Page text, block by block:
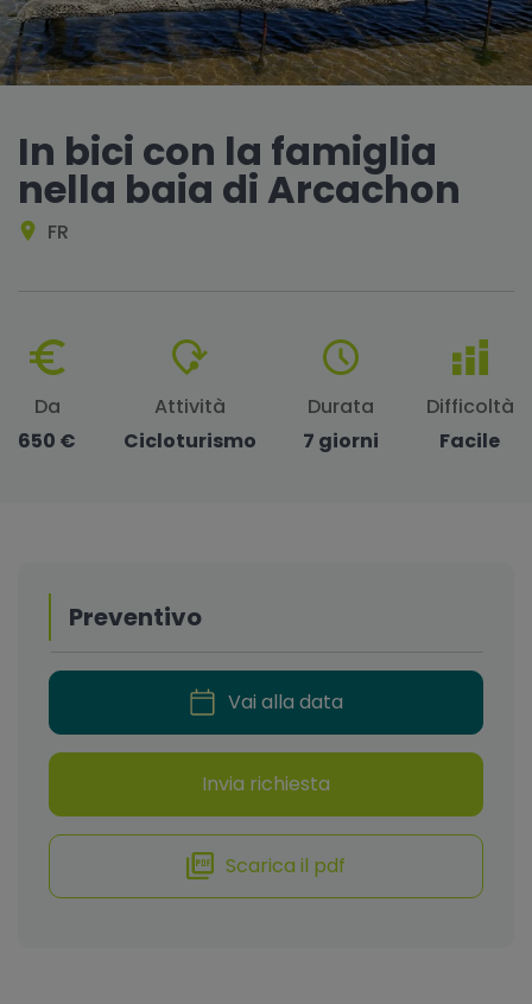
In bici con la famiglia
nella baia di Arcachon
FR
Da
650 €
Attività
Cicloturismo
Durata
7 giorni
Difficoltà
Facile
Preventivo
Vai alla data
Invia richiesta
Scarica il pdf